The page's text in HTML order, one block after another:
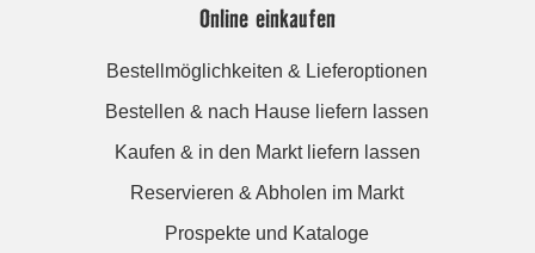
Online einkaufen
Bestellmöglichkeiten & Lieferoptionen
Bestellen & nach Hause liefern lassen
Kaufen & in den Markt liefern lassen
Reservieren & Abholen im Markt
Prospekte und Kataloge